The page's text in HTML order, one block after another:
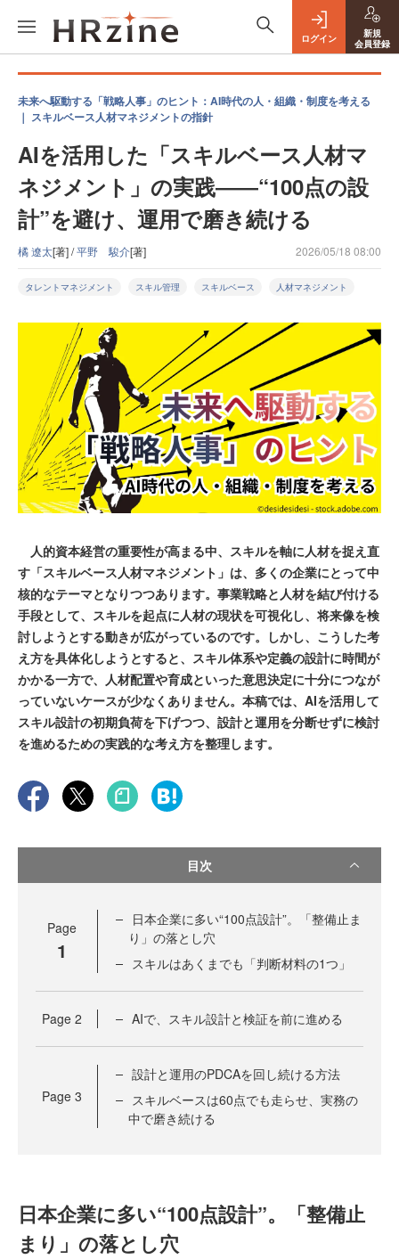
ログイン
新規
会員登録
未来へ駆動する「戦略人事」のヒント：AI時代の人・組織・制度を考える
｜ スキルベース人材マネジメントの指針
AIを活用した「スキルベース人材マ
ネジメント」の実践――“100点の設
計”を避け、運用で磨き続ける
橘 遼太[著] /平野 駿介[著] 2026/05/18 08:00
タレントマネジメント スキル管理 スキルベース 人材マネジメント
人的資本経営の重要性が高まる中、スキルを軸に人材を捉え直
す「スキルベース人材マネジメント」は、多くの企業にとって中
核的なテーマとなりつつあります。事業戦略と人材を結び付ける
手段として、スキルを起点に人材の現状を可視化し、将来像を検
討しようとする動きが広がっているのです。しかし、こうした考
え方を具体化しようとすると、スキル体系や定義の設計に時間が
かかる一方で、人材配置や育成といった意思決定に十分につなが
っていないケースが少なくありません。本稿では、AIを活用して
スキル設計の初期負荷を下げつつ、設計と運用を分断せずに検討
を進めるための実践的な考え方を整理します。
目次
Page
1
日本企業に多い“100点設計”。「整備止ま
り」の落とし穴
スキルはあくまでも「判断材料の1つ」
Page 2 AIで、スキル設計と検証を前に進める
Page 3
設計と運用のPDCAを回し続ける方法
スキルベースは60点でも走らせ、実務の
中で磨き続ける
日本企業に多い“100点設計”。「整備止
まり」の落とし穴